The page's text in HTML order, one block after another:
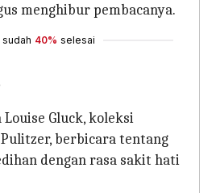
menghibur pembacanya.
sudah 40% selesai
Gluck, koleksi
berbicara tentang
dengan rasa sakit hati